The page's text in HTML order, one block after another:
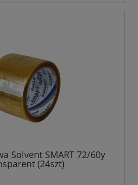
Solvent SMART 72/60y
(24szt)